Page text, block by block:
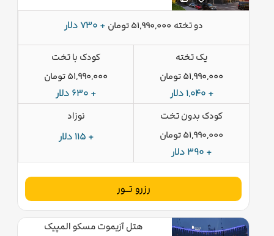
دو تخته 51,990,000 تومان + 730 دلار
یک تخته
51,990,000 تومان
+ 1,040 دلار
کودک با تخت
51,990,000 تومان
+ 630 دلار
کودک بدون تخت
51,990,000 تومان
+ 390 دلار
نوزاد
+ 115 دلار
رزرو تــور
هتل آزیموت مسکو المپیک